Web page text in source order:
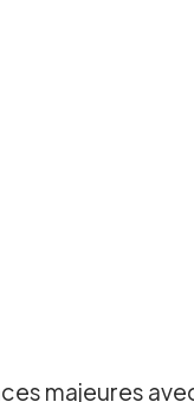
majeures